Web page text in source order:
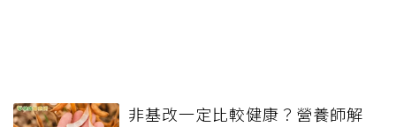
非基改一定比較健康？營養師解